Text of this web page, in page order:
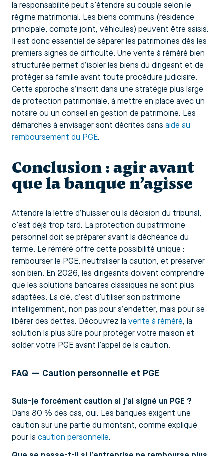
la responsabilité peut s’étendre au couple selon le
régime matrimonial. Les biens communs (résidence
principale, compte joint, véhicules) peuvent être saisis.
Il est donc essentiel de séparer les patrimoines dès les
premiers signes de difficulté. Une vente à réméré bien
structurée permet d’isoler les biens du dirigeant et de
protéger sa famille avant toute procédure judiciaire.
Cette approche s’inscrit dans une stratégie plus large
de protection patrimoniale, à mettre en place avec un
notaire ou un conseil en gestion de patrimoine. Les
démarches à envisager sont décrites dans aide au
remboursement du PGE.
Conclusion : agir avant
que la banque n’agisse
Attendre la lettre d’huissier ou la décision du tribunal,
c’est déjà trop tard. La protection du patrimoine
personnel doit se préparer avant la déchéance du
terme. Le réméré offre cette possibilité unique :
rembourser le PGE, neutraliser la caution, et préserver
son bien. En 2026, les dirigeants doivent comprendre
que les solutions bancaires classiques ne sont plus
adaptées. La clé, c’est d’utiliser son patrimoine
intelligemment, non pas pour s’endetter, mais pour se
libérer des dettes. Découvrez la vente à réméré, la
solution la plus sûre pour protéger votre maison et
solder votre PGE avant l’appel de la caution.
FAQ — Caution personnelle et PGE
Suis-je forcément caution si j’ai signé un PGE ?
Dans 80 % des cas, oui. Les banques exigent une
caution sur une partie du montant, comme expliqué
pour la caution personnelle.